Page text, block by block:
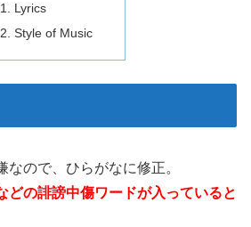
Lyrics
Style of Music
ので、ひらがなに修正。
どの誹謗中傷ワードが入っていると